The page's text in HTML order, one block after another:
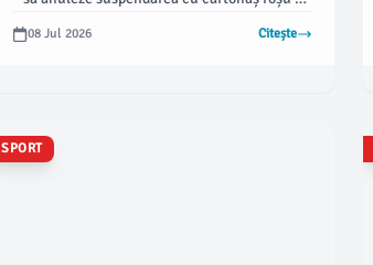
Această intervenție a generat indignare, însă
08 Jul 2026 Citește
SPORT